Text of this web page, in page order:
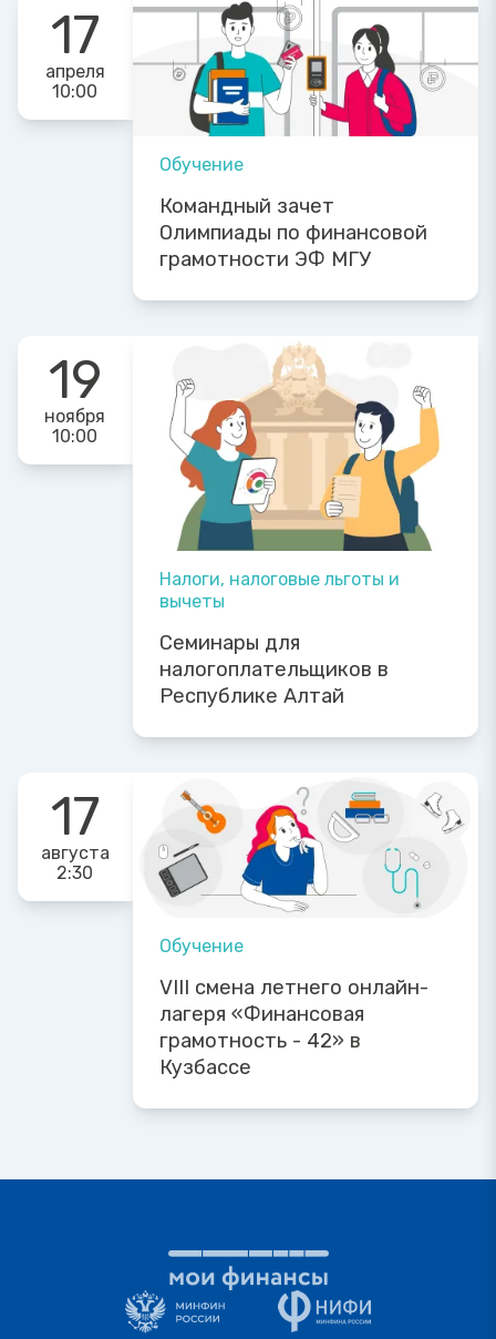
17
апреля
10:00
Обучение
Командный зачет
Олимпиады по финансовой
грамотности ЭФ МГУ
19
ноября
10:00
Налоги, налоговые льготы и
вычеты
Семинары для
налогоплательщиков в
Республике Алтай
17
августа
2:30
Обучение
VIII смена летнего онлайн-
лагеря «Финансовая
грамотность - 42» в
Кузбассе